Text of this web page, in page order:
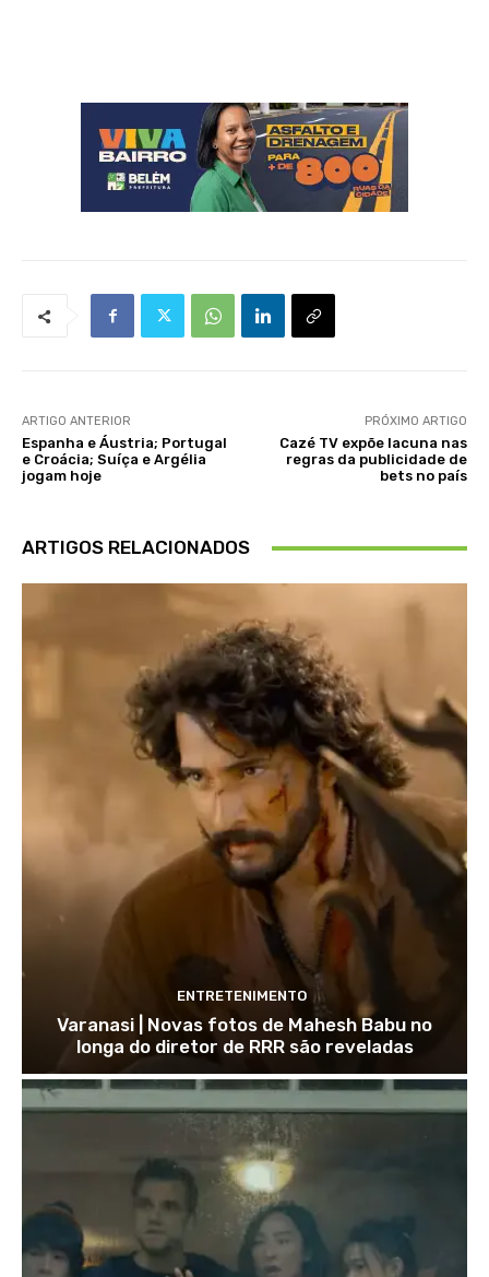
ARTIGO ANTERIOR
Espanha e Áustria; Portugal
e Croácia; Suíça e Argélia
jogam hoje
PRÓXIMO ARTIGO
Cazé TV expõe lacuna nas
regras da publicidade de
bets no país
ARTIGOS RELACIONADOS
ENTRETENIMENTO
Varanasi | Novas fotos de Mahesh Babu no
longa do diretor de RRR são reveladas